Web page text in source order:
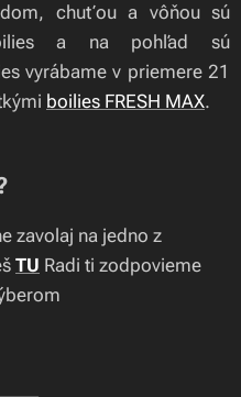
chuťou a vôňou sú
a na pohľad sú
vyrábame v priemere 21
boilies FRESH MAX.
zavolaj na jedno z
TU Radi ti zodpovieme